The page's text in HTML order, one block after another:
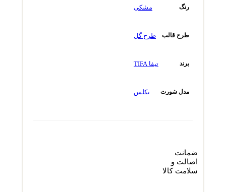
مشکی
طرح قالب طرح گل
مدل شورت بکلس
ضمانت
اصالت و
سلامت کالا